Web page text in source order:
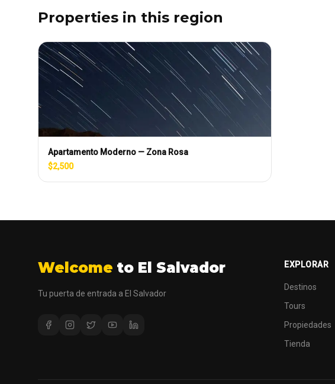
Properties in this region
Apartamento Moderno — Zona Rosa
$2,500
Welcome to El Salvador
Tu puerta de entrada a El Salvador
EXPLORAR
Destinos
Tours
Propiedades
Tienda